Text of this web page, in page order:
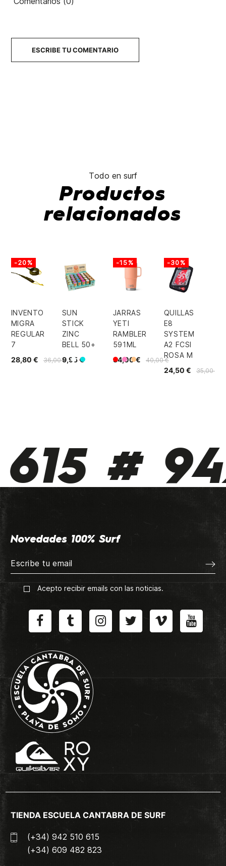
ESCRIBE TU COMENTARIO
Todo en surf
Productos
relacionados
INVENTO
MIGRA
REGULAR
7
36,00 €
28,80 €
-20%
SUN
STICK
ZINC
BELL 50+
9,95 €Blanco
Turquesa
JARRAS
YETI
RAMBLER
591ML
40,00 €
34,00 €
Rojo
RosaMelocoton
-15%
QUILLAS
E8
SYSTEM
A2 FCSI
ROSA M
35,00 €
24,50 €
-30%
#
Novedades 100% Surf
Acepto recibir emails con las noticias.
TIENDA ESCUELA CANTABRA DE SURF
(+34) 942 510 615
(+34) 609 482 823